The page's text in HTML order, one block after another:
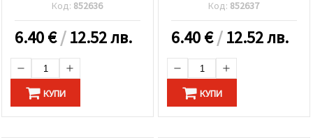
Код: 852636
6.40€/12.52 лв.
КУПИ
Код: 852637
6.40€/12.52 лв.
КУПИ